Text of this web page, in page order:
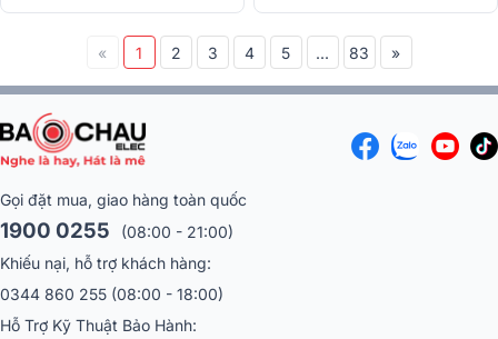
« 1 2 3 4 5 ... 83 »
Gọi đặt mua, giao hàng toàn quốc
1900 0255
(08:00 - 21:00)
Khiếu nại, hỗ trợ khách hàng:
0344 860 255 (08:00 - 18:00)
Hỗ Trợ Kỹ Thuật Bảo Hành: